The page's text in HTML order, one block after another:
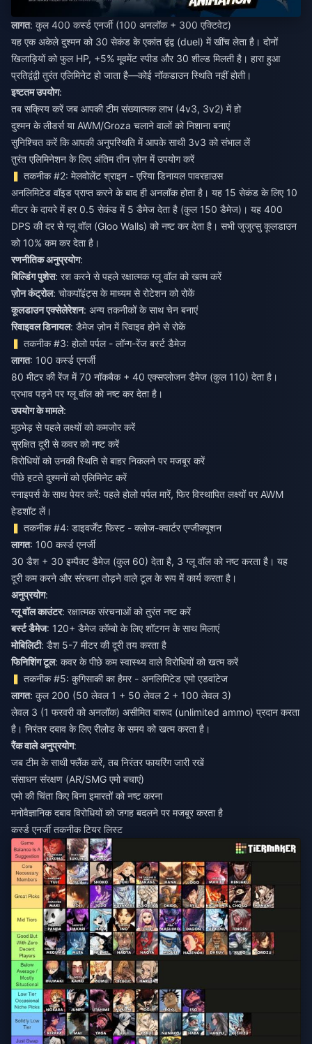
लागत: कुल 400 कर्स्ड एनर्जी (100 अनलॉक + 300 एक्टिवेट)
यह एक अकेले दुश्मन को 30 सेकंड के एकांत द्वंद्व (duel) में खींच लेता है। दोनों
खिलाड़ियों को फुल HP, +5% मूवमेंट स्पीड और 30 शील्ड मिलती है। हारा हुआ
प्रतिद्वंद्वी तुरंत एलिमिनेट हो जाता है—कोई नॉकडाउन स्थिति नहीं होती।
इष्टतम उपयोग:
तब सक्रिय करें जब आपकी टीम संख्यात्मक लाभ (4v3, 3v2) में हो
दुश्मन के लीडर्स या AWM/Groza चलाने वालों को निशाना बनाएं
सुनिश्चित करें कि आपकी अनुपस्थिति में आपके साथी 3v3 को संभाल लें
तुरंत एलिमिनेशन के लिए अंतिम तीन ज़ोन में उपयोग करें
तकनीक #2: मेलवोलेंट श्राइन - एरिया डिनायल पावरहाउस
अनलिमिटेड वॉइड प्राप्त करने के बाद ही अनलॉक होता है। यह 15 सेकंड के लिए 10
मीटर के दायरे में हर 0.5 सेकंड में 5 डैमेज देता है (कुल 150 डैमेज)। यह 400
DPS की दर से ग्लू वॉल (Gloo Walls) को नष्ट कर देता है। सभी जुजुत्सु कूलडाउन
को 10% कम कर देता है।
रणनीतिक अनुप्रयोग:
बिल्डिंग पुशेस: रश करने से पहले रक्षात्मक ग्लू वॉल को खत्म करें
ज़ोन कंट्रोल: चोकपॉइंट्स के माध्यम से रोटेशन को रोकें
कूलडाउन एक्सेलेरेशन: अन्य तकनीकों के साथ चेन बनाएं
रिवाइवल डिनायल: डैमेज ज़ोन में रिवाइव होने से रोकें
तकनीक #3: होलो पर्पल - लॉन्ग-रेंज बर्स्ट डैमेज
लागत: 100 कर्स्ड एनर्जी
80 मीटर की रेंज में 70 नॉकबैक + 40 एक्सप्लोजन डैमेज (कुल 110) देता है।
प्रभाव पड़ने पर ग्लू वॉल को नष्ट कर देता है।
उपयोग के मामले:
मुठभेड़ से पहले लक्ष्यों को कमजोर करें
सुरक्षित दूरी से कवर को नष्ट करें
विरोधियों को उनकी स्थिति से बाहर निकलने पर मजबूर करें
पीछे हटते दुश्मनों को एलिमिनेट करें
स्नाइपर्स के साथ पेयर करें: पहले होलो पर्पल मारें, फिर विस्थापित लक्ष्यों पर AWM
हेडशॉट लें।
तकनीक #4: डाइवर्जेंट फिस्ट - क्लोज-क्वार्टर एग्जीक्यूशन
लागत: 100 कर्स्ड एनर्जी
30 डैश + 30 इम्पैक्ट डैमेज (कुल 60) देता है, 3 ग्लू वॉल को नष्ट करता है। यह
दूरी कम करने और संरचना तोड़ने वाले टूल के रूप में कार्य करता है।
अनुप्रयोग:
ग्लू वॉल काउंटर: रक्षात्मक संरचनाओं को तुरंत नष्ट करें
बर्स्ट डैमेज: 120+ डैमेज कॉम्बो के लिए शॉटगन के साथ मिलाएं
मोबिलिटी: डैश 5-7 मीटर की दूरी तय करता है
फिनिशिंग टूल: कवर के पीछे कम स्वास्थ्य वाले विरोधियों को खत्म करें
तकनीक #5: कुगिसाकी का हैमर - अनलिमिटेड एमो एडवांटेज
लागत: कुल 200 (50 लेवल 1 + 50 लेवल 2 + 100 लेवल 3)
लेवल 3 (1 फरवरी को अनलॉक) असीमित बारूद (unlimited ammo) प्रदान करता
है। निरंतर दबाव के लिए रीलोड के समय को खत्म करता है।
रैंक वाले अनुप्रयोग:
जब टीम के साथी फ्लैंक करें, तब निरंतर फायरिंग जारी रखें
संसाधन संरक्षण (AR/SMG एमो बचाएं)
एमो की चिंता किए बिना इमारतों को नष्ट करना
मनोवैज्ञानिक दबाव विरोधियों को जगह बदलने पर मजबूर करता है
कर्स्ड एनर्जी तकनीक टियर लिस्ट